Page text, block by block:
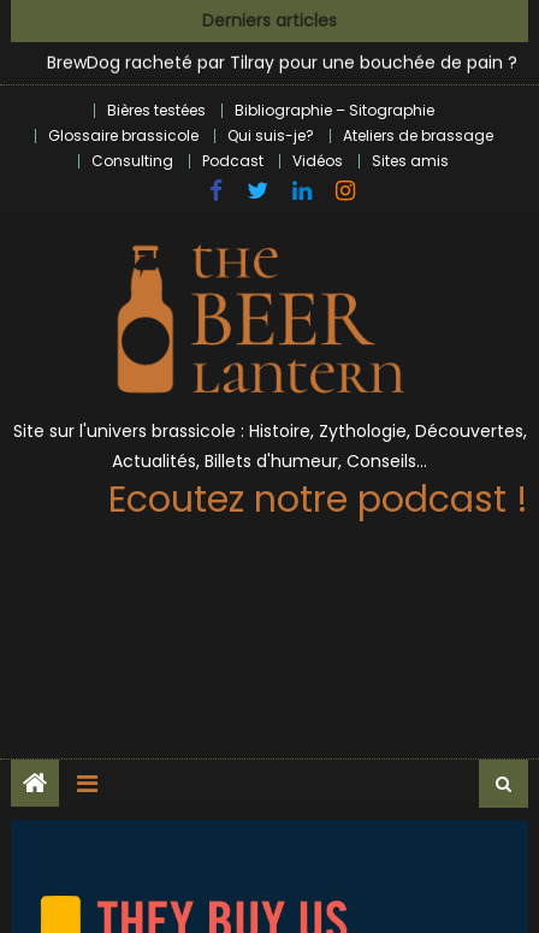
to
content
Derniers articles
L’intelligence artificielle dans le milieu brassicole
BrewDog racheté par Tilray pour une bouchée de pain ?
Bières et célébrités
Bières testées
Bibliographie – Sitographie
Glossaire brassicole
Qui suis-je?
Ateliers de brassage
Consulting
Podcast Vidéos Sites amis
Site sur l'univers brassicole : Histoire, Zythologie, Découvertes,
Actualités, Billets d'humeur, Conseils…
Ecoutez notre podcast !